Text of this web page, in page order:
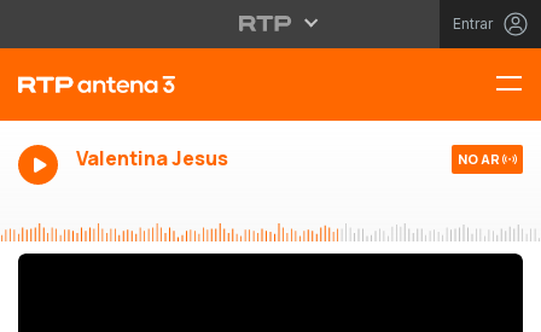
Entrar
Valentina Jesus NO AR